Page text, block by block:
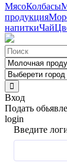
МясоКолбасы
продукция
напиткиЧай
Вход
Подать
login
Введите